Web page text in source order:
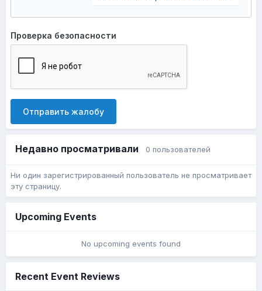
Проверка безопасности
Отправить жалобу
Недавно просматривали 0 пользователей
Ни один зарегистрированный пользователь не просматривает
эту страницу.
Upcoming Events
No upcoming events found
Recent Event Reviews